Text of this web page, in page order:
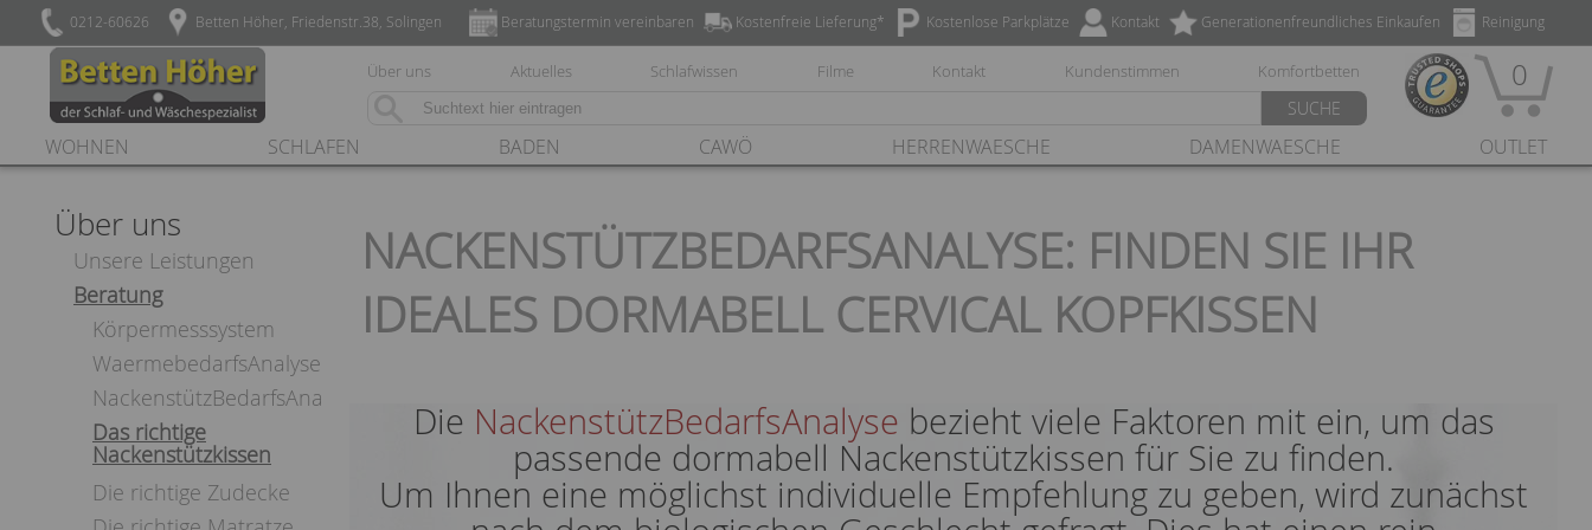
0212-60626 Betten Höher, Friedenstr.38, Solingen Reinigung
Generationenfreundliches Einkaufen
Kontakt
Kostenlose Parkplätze
Kostenfreie Lieferung*
Beratungstermin vereinbaren
Über uns Aktuelles Schlafwissen Filme Kontakt Kundenstimmen Komfortbetten
SUCHE
0
WOHNEN SCHLAFEN BADEN CAWÖ HERRENWAESCHE DAMENWAESCHE OUTLET
Über uns
Unsere Leistungen
Beratung
Körpermesssystem
WaermebedarfsAnalyse
NackenstützBedarfsAnalyse
Das richtige
Nackenstützkissen
Die richtige Zudecke
NACKENSTÜTZBEDARFSANALYSE: FINDEN SIE IHR
IDEALES DORMABELL CERVICAL KOPFKISSEN
Die NackenstützBedarfsAnalyse bezieht viele Faktoren mit ein, um das
passende dormabell Nackenstützkissen für Sie zu finden.
Um Ihnen eine möglichst individuelle Empfehlung zu geben, wird zunächst